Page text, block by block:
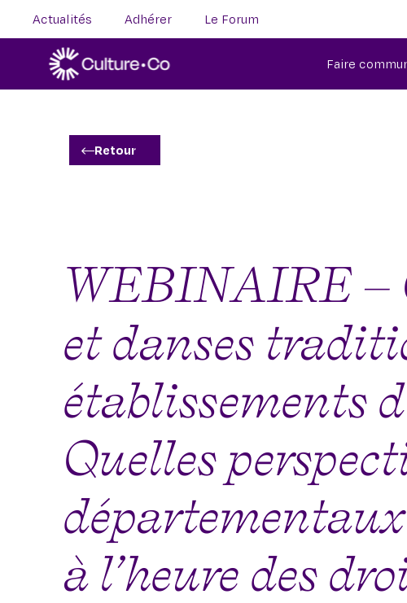
Actualités Adhérer Le Forum
Faire
Retour
WEBINAIRE –
et danses
établissements
Quelles
à l’heure des